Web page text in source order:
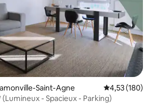
Saint-Agne Note
4,53 (180)
(Lumineux - Spacieux - Parking)